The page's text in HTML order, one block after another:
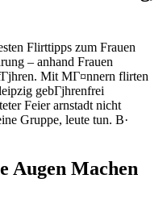
Flirttipps zum Frauen
– anhand Frauen
Mit MГ¤nnern flirten
gebГјhrenfrei
Feier arnstadt nicht
Gruppe, leute tun. В·
Augen Machen